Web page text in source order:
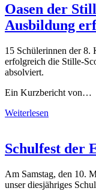
Oasen der
Ausbildung
15 Schülerinnen der 8.
erfolgreich die Stille-
absolviert.
Ein Kurzbericht von…
Weiterlesen
Schulfest der
Am Samstag, den 10.
unser diesjähriges